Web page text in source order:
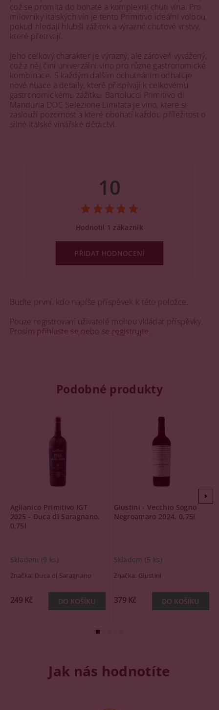
což se promítá do bohaté a komplexní chuti vína. Pro
milovníky italských vín je tento Primitivo ideální volbou,
pokud hledají hlubší zážitek a výrazné chuťové vrstvy,
které přetrvají.
Jeho celkový charakter je výrazný, ale zároveň vyvážený,
což z něj činí univerzální víno pro různé gastronomické
kombinace. S každým dalším ochutnáním odhaluje
nové nuace a detaily, které přispívají k celkovému
gastronomickému zážitku. Bartolucci Primitivo di
Manduria DOC Selezione Limitata je víno, které si
zaslouží pozornost a které obohatí každou příležitost o
silné italské vinářské dědictví.
Buďte první, kdo napíše příspěvek k této položce.
Pouze registrovaní uživatelé mohou vkládat příspěvky.
Prosím přihlaste se nebo se registrujte
10
Hodnotil 1 zákazník
PŘIDAT HODNOCENÍ
Podobné produkty
Aglianico Primitivo IGT
2025 - Duca di Saragnano,
0,75l
Skladem (9 ks)
Značka: Duca di Saragnano
249 Kč
Giustini - Vecchio Sogno
Negroamaro 2024, 0,75l
Skladem (5 ks)
Značka: Giustini
379 Kč
Jak nás hodnotíte